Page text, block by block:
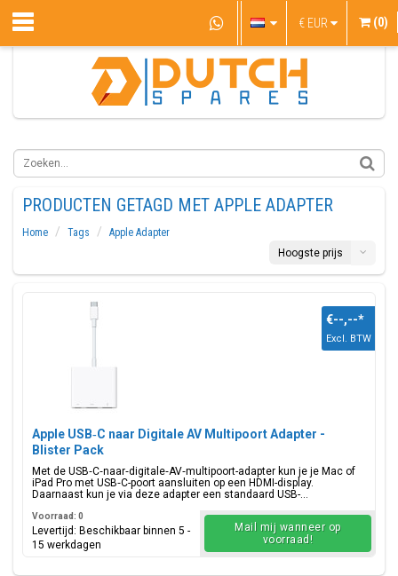
€ EUR (0)
PRODUCTEN GETAGD MET APPLE ADAPTER
Home Tags
Apple Adapter
Hoogste prijs
Apple USB‑C naar Digitale AV Multipoort Adapter -
Blister Pack
Met de USB‑C‑naar‑digitale‑AV‑multipoort-adapter kun je je Mac of
iPad Pro met USB‑C-poort aansluiten op een HDMI-display.
Daarnaast kun je via deze adapter een standaard USB-...
€--,--*
Excl. BTW
Voorraad: 0
Levertijd: Beschikbaar binnen 5 -
15 werkdagen
Mail mij wanneer op
voorraad!